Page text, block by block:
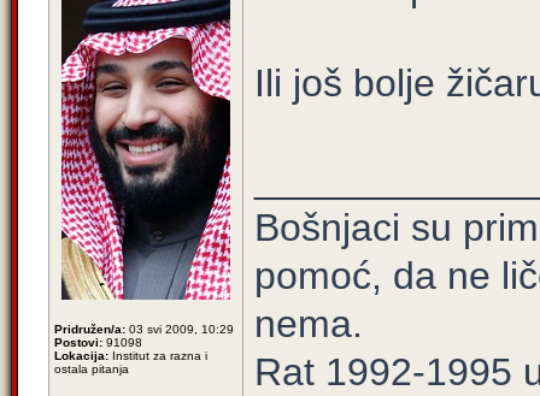
Pridružen/a: 03 svi 2009, 10:29
Postovi: 91098
Lokacija: Institut za razna i
ostala pitanja
Ili još bolje
Bošnjaci su
pomoć, da ne
nema.
Rat 1992-1995